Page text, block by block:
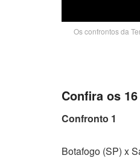
Os confrontos da
Confira os
Confronto 1
Botafogo (SP) x